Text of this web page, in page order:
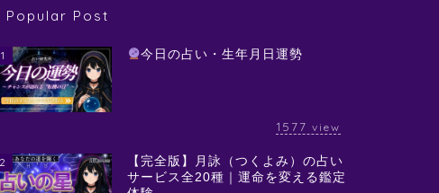
Popular Post
1 今日の占い・生年月日運勢
1577 view
2
【完全版】月詠（つくよみ）の占い
サービス全20種｜運命を変える鑑定